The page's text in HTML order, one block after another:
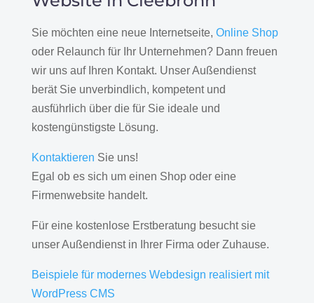
Sie möchten eine neue Internetseite, Online Shop
oder Relaunch für Ihr Unternehmen? Dann freuen
wir uns auf Ihren Kontakt. Unser Außendienst
berät Sie unverbindlich, kompetent und
ausführlich über die für Sie ideale und
kostengünstigste Lösung.
Kontaktieren Sie uns!
Egal ob es sich um einen Shop oder eine
Firmenwebsite handelt.
Für eine kostenlose Erstberatung besucht sie
unser Außendienst in Ihrer Firma oder Zuhause.
Beispiele für modernes Webdesign realisiert mit
WordPress CMS